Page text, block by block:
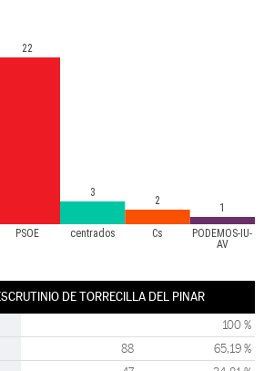
PSOE centrados Cs
PODEMOS-IU-
AV
22
3
2
1
DE TORRECILLA DEL PINAR
100 %
88 65,19 %